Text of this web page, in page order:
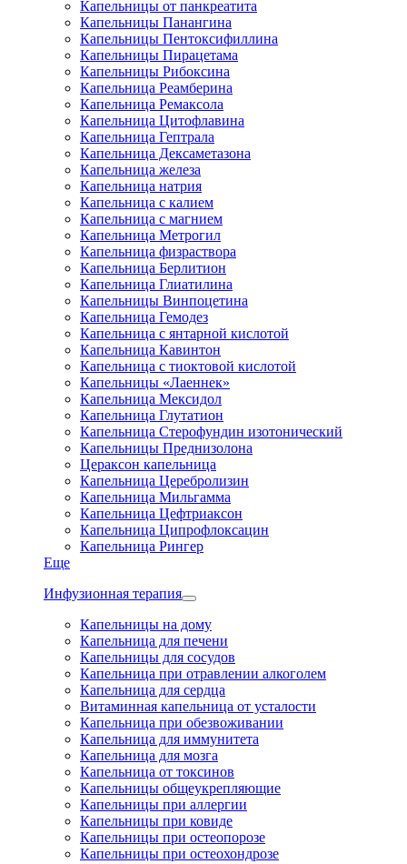
Капельницы от панкреатита
Капельницы Панангина
Капельницы Пентоксифиллина
Капельницы Пирацетама
Капельницы Рибоксина
Капельница Реамберина
Капельница Ремаксола
Капельница Цитофлавина
Капельница Гептрала
Капельница Дексаметазона
Капельница железа
Капельница натрия
Капельница с калием
Капельница с магнием
Капельница Метрогил
Капельница физраствора
Капельница Берлитион
Капельница Глиатилина
Капельницы Винпоцетина
Капельница Гемодез
Капельница с янтарной кислотой
Капельница Кавинтон
Капельница с тиоктовой кислотой
Капельницы «Лаеннек»
Капельница Мексидол
Капельница Глутатион
Капельница Стерофундин изотонический
Капельницы Преднизолона
Цераксон капельница
Капельница Церебролизин
Капельница Мильгамма
Капельница Цефтриаксон
Капельница Ципрофлоксацин
Капельница Рингер
Еще
Инфузионная терапия
Капельницы на дому
Капельница для печени
Капельницы для сосудов
Капельница при отравлении алкоголем
Капельница для сердца
Витаминная капельница от усталости
Капельница при обезвоживании
Капельница для иммунитета
Капельница для мозга
Капельница от токсинов
Капельницы общеукрепляющие
Капельницы при аллергии
Капельницы при ковиде
Капельницы при остеопорозе
Капельницы при остеохондрозе